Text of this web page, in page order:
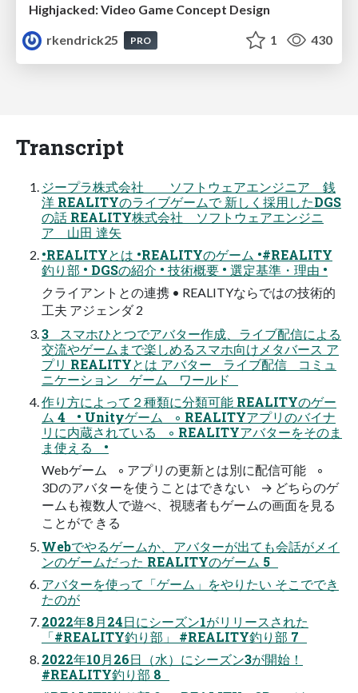
Highjacked: Video Game Concept Design
rkendrick25
PRO 1 430
Transcript
ジープラ株式会社 ソフトウェアエンジニア 銭
洋 REALITYのライブゲームで 新しく採用したDGS
の話 REALITY株式会社 ソフトウェアエンジニ
ア 山田 達矢
•REALITYとは •REALITYのゲーム •#REALITY
釣り部 • DGSの紹介 • 技術概要 • 選定基準・理由 •
クライアントとの連携 • REALITYならではの技術的
工夫 アジェンダ 2
3 スマホひとつでアバター作成、ライブ配信による
交流やゲームまで楽しめるスマホ向けメタバース ア
プリ REALITYとは アバター ライブ配信 コミュ
ニケーション ゲーム ワールド
作り方によって２種類に分類可能 REALITYのゲー
ム 4 • Unityゲーム ◦ REALITYアプリのバイナ
リに内蔵されている ◦ REALITYアバターをそのま
ま使える •
Webゲーム ◦ アプリの更新とは別に配信可能 ◦
3Dのアバターを使うことはできない → どちらのゲ
ームも複数人で遊べ、視聴者もゲームの画面を見る
ことがで きる
Webでやるゲームか、アバターが出ても会話がメイ
ンのゲームだった REALITYのゲーム 5
アバターを使って「ゲーム」をやりたい そこででき
たのが
2022年8月24日にシーズン1がリリースされた
「#REALITY釣り部」 #REALITY釣り部 7
2022年10月26日（水）にシーズン3が開始！
#REALITY釣り部 8